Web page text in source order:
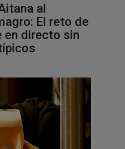
al
El reto de
en directo sin